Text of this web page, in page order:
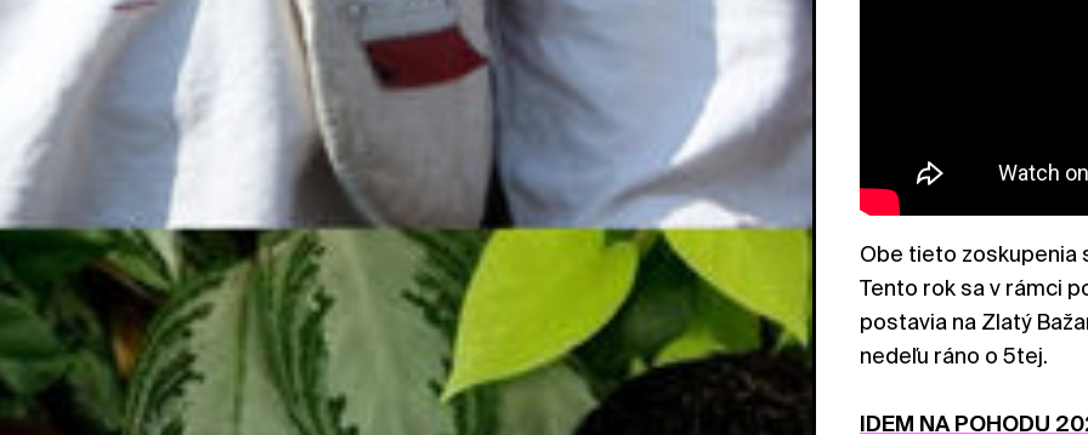
Obe tieto zoskupenia
Tento rok sa v rámci
postavia na Zlatý
nedeľu ráno o 5tej.
IDEM NA POHODU